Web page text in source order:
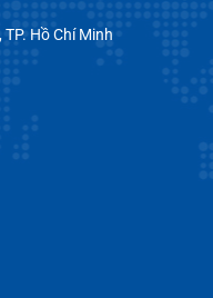
Hồ Chí Minh